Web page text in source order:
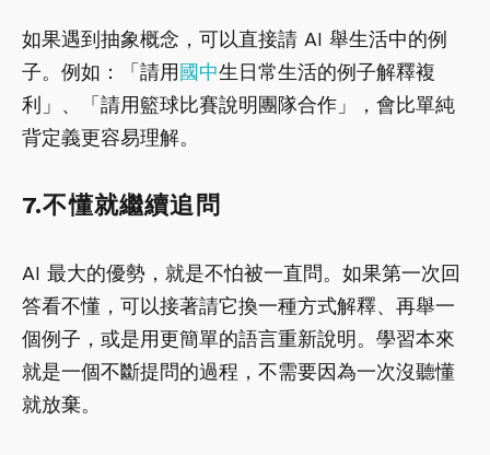
如果遇到抽象概念，可以直接請 AI 舉生活中的例
子。例如：「請用 國中生日常生活的例子解釋複
利」、「請用籃球比賽說明團隊合作」，會比單純
背定義更容易理解。
7.不懂就繼續追問
AI 最大的優勢，就是不怕被一直問。如果第一次回
答看不懂，可以接著請它換一種方式解釋、再舉一
個例子，或是用更簡單的語言重新說明。學習本來
就是一個不斷提問的過程，不需要因為一次沒聽懂
就放棄。